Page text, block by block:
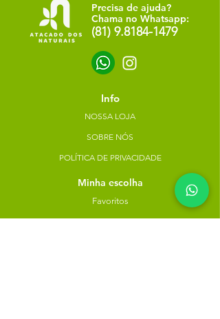
Precisa de ajuda?
Chama no Whatsapp:
(81) 9.8184-1479
Info
NOSSA LOJA
SOBRE NÓS
POLÍTICA DE PRIVACIDADE
Minha escolha
Favoritos